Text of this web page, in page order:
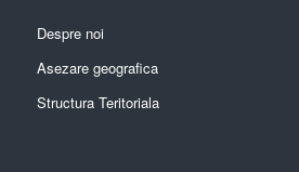
Despre noi
Asezare geografica
Structura Teritoriala